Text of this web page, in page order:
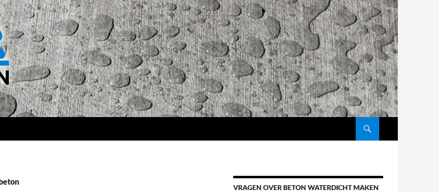
VRAGEN OVER BETON WATERDICHT MAKEN